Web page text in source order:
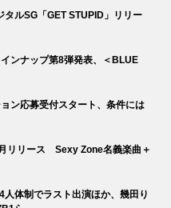
ルSG「GET STUPID」リリー
インナップ第8弾発表、＜BLUE
ン応募受付スタート、条件には
リリース Sexy Zone名義楽曲＋
体制でラスト出演ほか、幾田り